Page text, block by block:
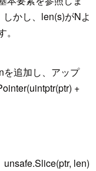
かし、len(s)がNよ
追加し、アップ
+
len)